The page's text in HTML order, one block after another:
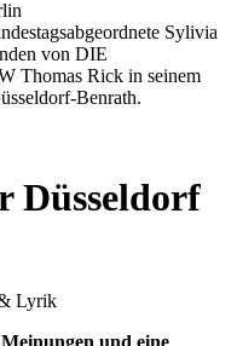
Sylivia
von DIE
Thomas Rick in seinem
Benrath.
Düsseldorf
Lyrik